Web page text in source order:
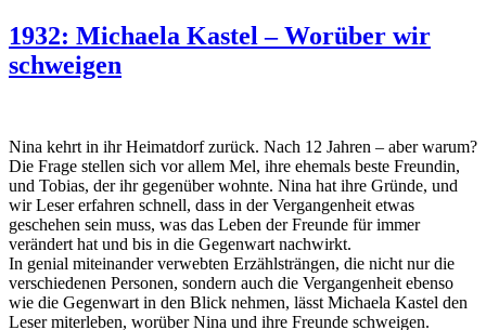
Megan
Miranda
1932: Michaela Kastel – Worüber wir
schweigen
Nina kehrt in ihr Heimatdorf zurück. Nach 12 Jahren – aber warum?
Die Frage stellen sich vor allem Mel, ihre ehemals beste Freundin,
und Tobias, der ihr gegenüber wohnte. Nina hat ihre Gründe, und
wir Leser erfahren schnell, dass in der Vergangenheit etwas
geschehen sein muss, was das Leben der Freunde für immer
verändert hat und bis in die Gegenwart nachwirkt.
In genial miteinander verwebten Erzählsträngen, die nicht nur die
verschiedenen Personen, sondern auch die Vergangenheit ebenso
wie die Gegenwart in den Blick nehmen, lässt Michaela Kastel den
Leser miterleben, worüber Nina und ihre Freunde schweigen.